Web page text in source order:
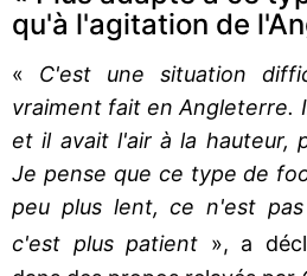
qu'à l'agitation de
« C'est une situation
vraiment fait en Angleterre.
et il avait l'air à la hauteur,
Je pense que ce type de
peu plus lent, ce n'est
c'est plus patient », a